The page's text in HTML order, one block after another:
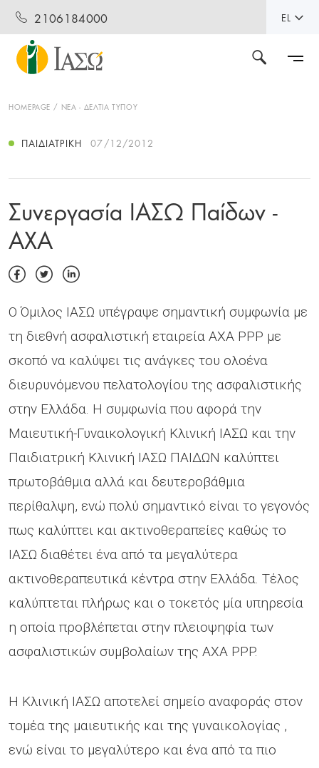
2106184000 EL
HOMEPAGE ΝΕΑ - ΔΕΛΤΙΑ ΤΥΠΟΥ
ΠΑΙΔΙΑΤΡΙΚΉ 07/12/2012
Συνεργασία ΙΑΣΩ Παίδων -
ΑΧΑ
Ο Όμιλος ΙΑΣΩ υπέγραψε σημαντική συμφωνία με
τη διεθνή ασφαλιστική εταιρεία AXA PPP με
σκοπό να καλύψει τις ανάγκες του ολοένα
διευρυνόμενου πελατολογίου της ασφαλιστικής
στην Ελλάδα. Η συμφωνία που αφορά την
Μαιευτική-Γυναικολογική Κλινική ΙΑΣΩ και την
Παιδιατρική Κλινική ΙΑΣΩ ΠΑΙΔΩΝ καλύπτει
πρωτοβάθμια αλλά και δευτεροβάθμια
περίθαλψη, ενώ πολύ σημαντικό είναι το γεγονός
πως καλύπτει και ακτινοθεραπείες καθώς το
ΙΑΣΩ διαθέτει ένα από τα μεγαλύτερα
ακτινοθεραπευτικά κέντρα στην Ελλάδα. Τέλος
καλύπτεται πλήρως και ο τοκετός μία υπηρεσία
η οποία προβλέπεται στην πλειοψηφία των
ασφαλιστικών συμβολαίων της AXA PPP.
Η Κλινική ΙΑΣΩ αποτελεί σημείο αναφοράς στον
τομέα της μαιευτικής και της γυναικολογίας ,
ενώ είναι το μεγαλύτερο και ένα από τα πιο